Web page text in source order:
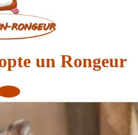
un Rongeur
Open
Button